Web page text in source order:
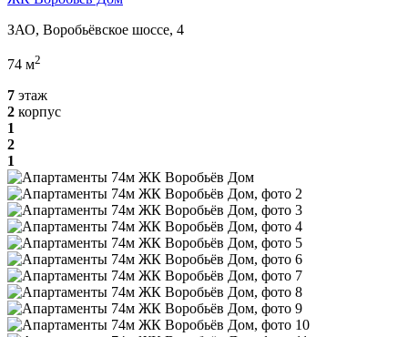
ЗАО, Воробьёвское шоссе, 4
74 м2
7 этаж
2 корпус
1
2
1